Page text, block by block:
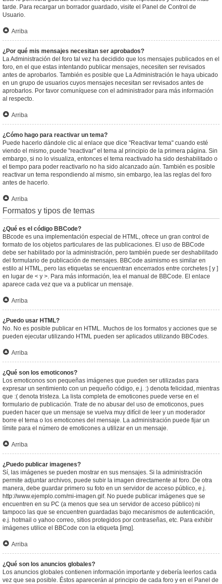
tarde. Para recargar un borrador guardado, visite el Panel de Control de
Usuario.
Arriba
¿Por qué mis mensajes necesitan ser aprobados?
La Administración del foro tal vez ha decidido que los mensajes publicados en el
foro, en el que estas intentando publicar mensajes, necesiten ser revisados
antes de aprobarlos. También es posible que La Administración le haya ubicado
en un grupo de usuarios cuyos mensajes necesitan ser revisados antes de
aprobarlos. Por favor comuníquese con el administrador para más información
al respecto.
Arriba
¿Cómo hago para reactivar un tema?
Puede hacerlo dándole clic al enlace que dice "Reactivar tema" cuando esté
viendo el mismo, puede "reactivar" el tema al principio de la primera página. Sin
embargo, si no lo visualiza, entonces el tema reactivado ha sido deshabilitado o
el tiempo para poder reactivarlo no ha sido alcanzado aún. También es posible
reactivar un tema respondiendo al mismo, sin embargo, lea las reglas del foro
antes de hacerlo.
Arriba
Formatos y tipos de temas
¿Qué es el código BBCode?
BBcode es una implementación especial de HTML, ofrece un gran control de
formato de los objetos particulares de las publicaciones. El uso de BBCode
debe ser habilitado por la administración, pero también puede ser deshabilitado
del formulario de publicación de mensajes. BBCode asimismo es similar en
estilo al HTML, pero las etiquetas se encuentran encerrados entre corchetes [ y ]
en lugar de < y >. Para más información, lea el manual de BBCode. El enlace
aparece cada vez que va a publicar un mensaje.
Arriba
¿Puedo usar HTML?
No. No es posible publicar en HTML. Muchos de los formatos y acciones que se
pueden ejecutar utilizando HTML pueden ser aplicados utilizando BBCodes.
Arriba
¿Qué son los emoticonos?
Los emoticonos son pequeñas imágenes que pueden ser utilizadas para
expresar un sentimiento con un pequeño código, e.j. :) denota felicidad, mientras
que :( denota tristeza. La lista completa de emoticones puede verse en el
formulario de publicación. Trate de no abusar del uso de emoticonos, pues
pueden hacer que un mensaje se vuelva muy difícil de leer y un moderador
borre el tema o los emoticones del mensaje. La administración puede fijar un
límite para el número de emoticones a utilizar en un mensaje.
Arriba
¿Puedo publicar imagenes?
Sí, las imágenes se pueden mostrar en sus mensajes. Si la administración
permite adjuntar archivos, puede subir la imagen directamente al foro. De otra
manera, debe guardar primero su foto en un servidor de acceso público, e.j.
http://www.ejemplo.com/mi-imagen.gif. No puede publicar imágenes que se
encuentren en su PC (a menos que sea un servidor de acceso público) ni
tampoco las que se encuentren guardadas bajo mecanismos de autenticación,
e.j. hotmail o yahoo correo, sitios protegidos por contraseñas, etc. Para exhibir
imágenes utilice el BBCode con la etiqueta [img].
Arriba
¿Qué son los anuncios globales?
Los anuncios globales contienen información importante y debería leerlos cada
vez que sea posible. Éstos aparecerán al principio de cada foro y en el Panel de